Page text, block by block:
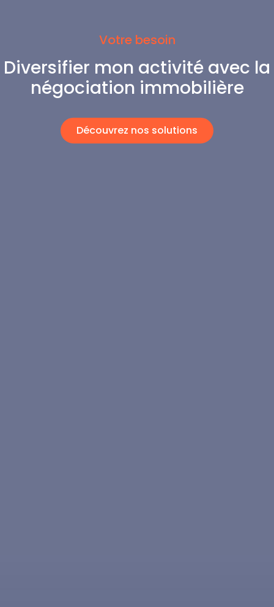
Votre besoin
Diversifier mon activité avec la
négociation immobilière
Découvrez nos solutions